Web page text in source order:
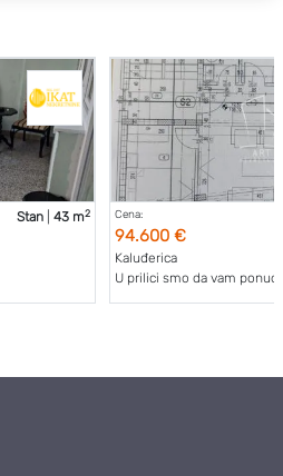
Stan 43 m2 Cena:
94.600 €
Kaluđerica
U prilici smo da vam